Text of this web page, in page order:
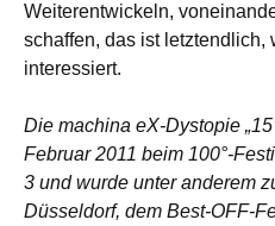
Weiterentwickeln,
schaffen, das ist letztendlich,
interessiert.
Die machina eX-Dystopie
Februar 2011 beim 100°-
3 und wurde unter anderem
Düsseldorf, dem Best-OFF-